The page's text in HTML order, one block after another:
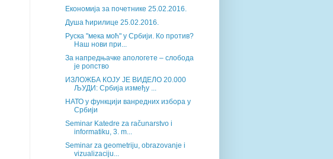
Економија за почетнике 25.02.2016.
Душа ћирилице 25.02.2016.
Руска "мека моћ" у Србији. Ко против?
Наш нови при...
За напредњачке апологете – слобода
је ропство
ИЗЛОЖБА КОЈУ ЈЕ ВИДЕЛО 20.000
ЉУДИ: Србија између ...
НАТО у функцији ванредних избора у
Србији
Seminar Katedre za računarstvo i
informatiku, 3. m...
Seminar za geometriju, obrazovanje i
vizualizaciju...